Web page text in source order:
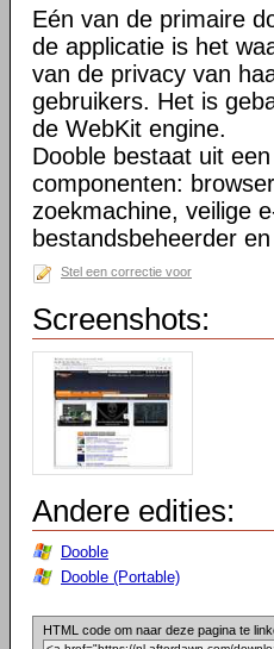
Eén van de primaire
de applicatie is het
van de privacy van
gebruikers. Het is
de WebKit engine.
Dooble bestaat uit een
componenten:
zoekmachine, veilige
bestandsbeheerder
Stel een correctie voor
Screenshots:
Andere edities:
Dooble
Dooble (Portable)
HTML code om naar deze pagina te